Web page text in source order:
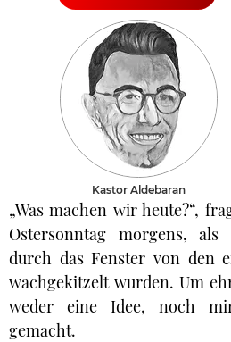
Kastor Aldebaran
„Was machen wir heute?“,
Ostersonntag morgens,
durch das Fenster von den
wachgekitzelt wurden. Um
weder eine Idee, noch
gemacht.